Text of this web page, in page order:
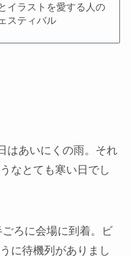
イラストを愛する人の
スティバル
はあいにくの雨。それ
なとても寒い日でし
ろに会場に到着。ビ
に待機列がありまし